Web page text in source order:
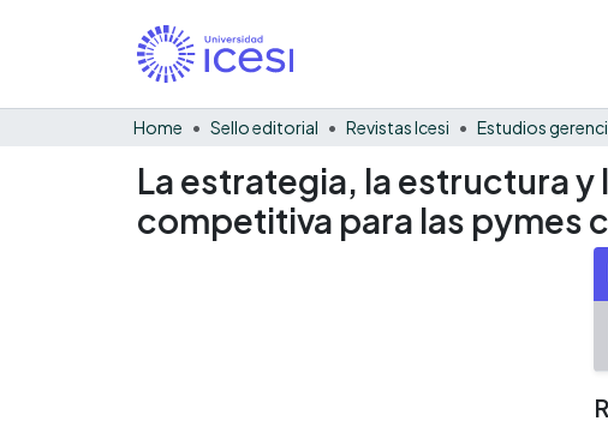
Home Sello editorial Revistas Icesi Estudios
La estrategia, la estructura
competitiva para las pymes